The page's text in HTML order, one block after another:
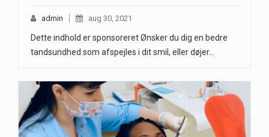
admin aug 30, 2021
Dette indhold er sponsoreret Ønsker du dig en bedre
tandsundhed som afspejles i dit smil, eller døjer…